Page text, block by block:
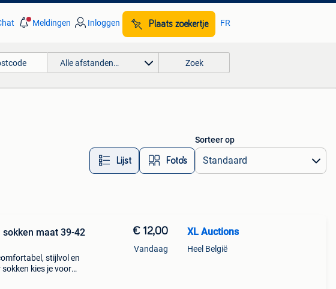
Meldingen Inloggen Plaats zoekertje FR
Alle afstanden… Zoek
Lijst Foto’s
Sorteer op
stijlvol en
kies je voor
€ 12,00
Vandaag
XL Auctions
Heel België